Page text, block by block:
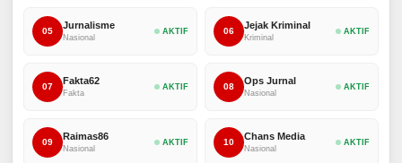
05
Jurnalisme
Nasional
AKTIF 06
Jejak Kriminal
Kriminal
AKTIF
07
Fakta62
Fakta
AKTIF 08
Ops Jurnal
Nasional
AKTIF
09
Raimas86
Nasional
AKTIF 10
Chans Media
Nasional
AKTIF